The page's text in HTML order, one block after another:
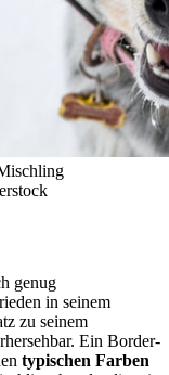
genug
in seinem
zu seinem
Ein Border-
typischen Farben